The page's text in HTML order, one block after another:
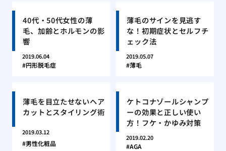
40代・50代女性の薄
毛、加齢とホルモンの影
響
2019.06.04
円形脱毛症
薄毛のサインを見逃す
な！初期症状とセルフチ
ェック法
2019.05.07
薄毛
薄毛を目立たせないヘア
カットとスタイリング術
2019.03.12
男性化粧品
ケトコナゾールシャンプ
ーの効果と正しい使い
方！フケ・かゆみ対策
2019.02.20
AGA